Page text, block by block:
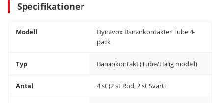
Specifikationer
Modell
Dynavox Banankontakter Tube 4-
pack
Typ Banankontakt (Tube/Hålig modell)
Antal 4 st (2 st Röd, 2 st Svart)